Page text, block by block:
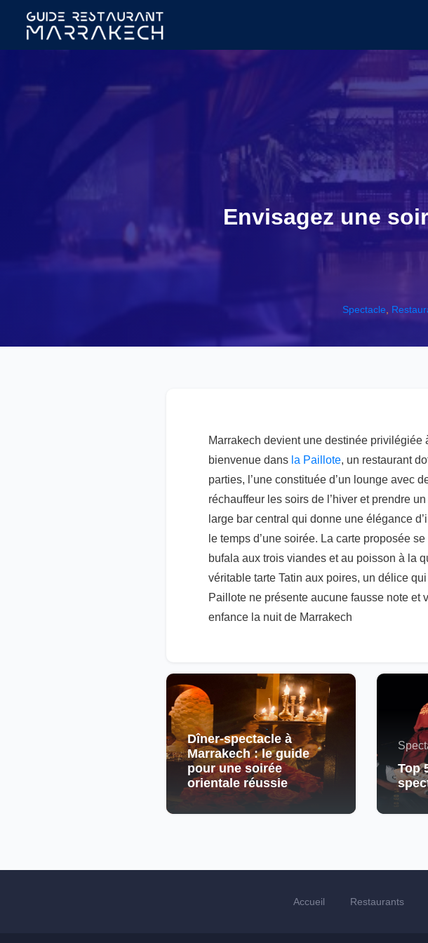
Envisagez une
Spectacle
Marrakech devient une destinée privilégiée
bienvenue dans la Paillote, un restaurant
parties, l’une constituée d’un lounge avec
réchauffeur les soirs de l’hiver et prendre
large bar central qui donne une élégance
le temps d’une soirée. La carte proposée
bufala aux trois viandes et au poisson à la
véritable tarte Tatin aux poires, un délice
Paillote ne présente aucune fausse note
enfance la nuit de Marrakech
Dîner-spectacle à
Marrakech : le guide
pour une soirée
orientale réussie
Top
Accueil Restaurants